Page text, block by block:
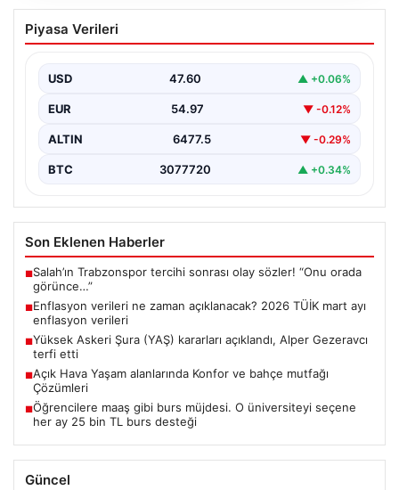
Enflasyon verileri ne zaman
açıklanacak? 2026 TÜİK mart ayı
Piyasa Verileri
USD 47.60 ▲ +0.06%
EUR 54.97 ▼ -0.12%
ALTIN 6477.5 ▼ -0.29%
BTC 3077720 ▲ +0.34%
Son Eklenen Haberler
■Salah’ın Trabzonspor tercihi sonrası olay sözler! “Onu orada
görünce…”
■Enflasyon verileri ne zaman açıklanacak? 2026 TÜİK mart ayı
enflasyon verileri
■Yüksek Askeri Şura (YAŞ) kararları açıklandı, Alper Gezeravcı
terfi etti
■Açık Hava Yaşam alanlarında Konfor ve bahçe mutfağı
Çözümleri
■Öğrencilere maaş gibi burs müjdesi. O üniversiteyi seçene
her ay 25 bin TL burs desteği
Güncel